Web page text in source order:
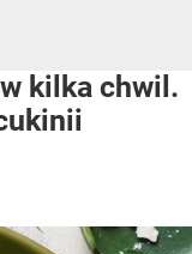
kilka chwil.